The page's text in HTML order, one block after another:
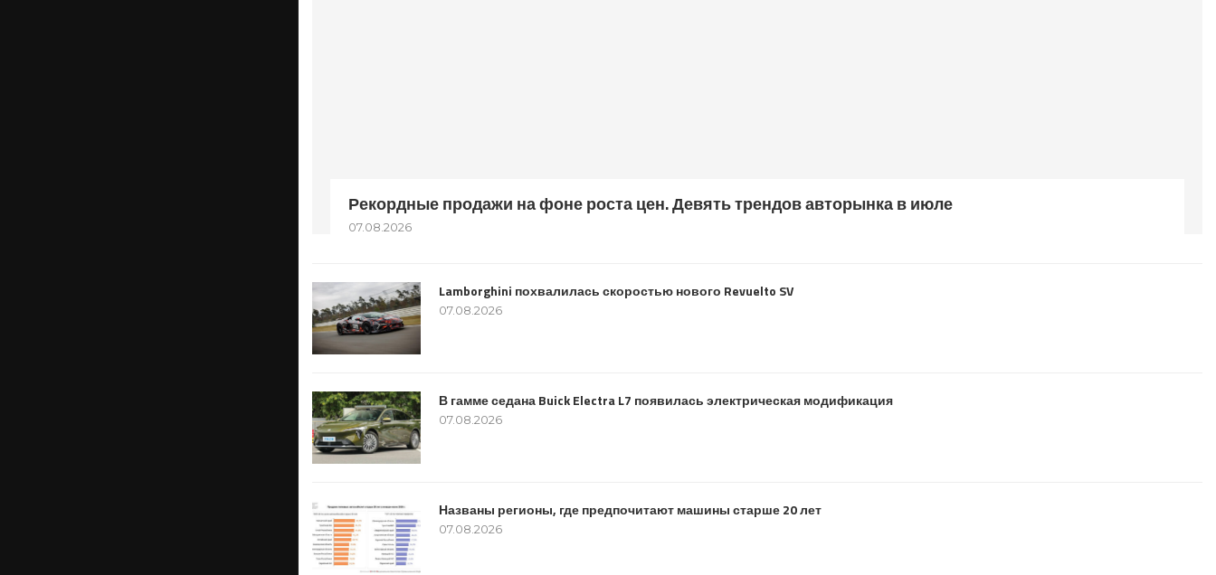
Рекордные продажи на фоне роста цен. Девять трендов авторынка в июле
07.08.2026
Lamborghini похвалилась скоростью нового Revuelto SV
07.08.2026
В гамме седана Buick Electra L7 появилась электрическая модификация
07.08.2026
Названы регионы, где предпочитают машины старше 20 лет
07.08.2026